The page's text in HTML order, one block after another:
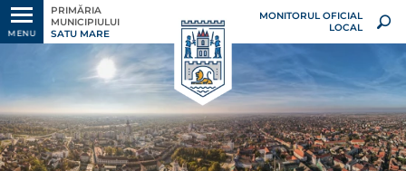
MENU
PRIMĂRIA
MUNICIPIULUI
SATU MARE
MONITORUL OFICIAL
LOCAL